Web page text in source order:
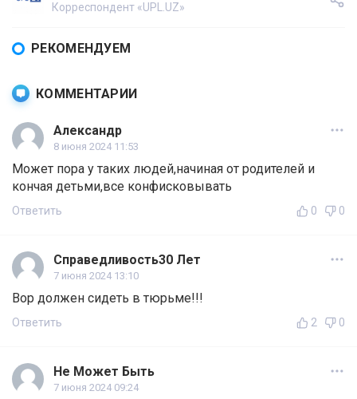
Корреспондент «UPL.UZ»
РЕКОМЕНДУЕМ
КОММЕНТАРИИ
Александр
8 июня 2024 11:53
Может пора у таких людей,начиная от родителей и
кончая детьми,все конфисковывать
Ответить 0 0
Справедливость30 Лет
7 июня 2024 13:10
Вор должен сидеть в тюрьме!!!
Ответить 2 0
Не Может Быть
7 июня 2024 09:24